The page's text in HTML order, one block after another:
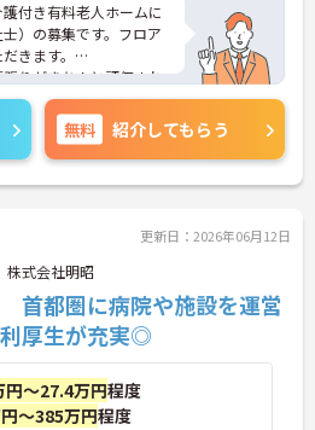
付き有料老人ホームに
）の募集です。フロア
きます。
りがきちんと評価され
が充実しています。働
安心して長くご勤務い
策ポイントなど、さら
気軽にご相談くださ
無料 紹介してもらう
更新日：2026年06月12日
株式会社明昭
首都圏に病院や施設を運営
厚生が充実◎
円～27.4万円程度
～385万円程度